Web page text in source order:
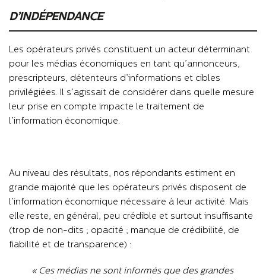
D’INDÉPENDANCE
Les opérateurs privés constituent un acteur déterminant
pour les médias économiques en tant qu’annonceurs,
prescripteurs, détenteurs d’informations et cibles
privilégiées. Il s’agissait de considérer dans quelle mesure
leur prise en compte impacte le traitement de
l’information économique.
Au niveau des résultats, nos répondants estiment en
grande majorité que les opérateurs privés disposent de
l’information économique nécessaire à leur activité. Mais
elle reste, en général, peu crédible et surtout insuffisante
(trop de non-dits ; opacité ; manque de crédibilité, de
fiabilité et de transparence) :
« Ces médias ne sont informés que des grandes